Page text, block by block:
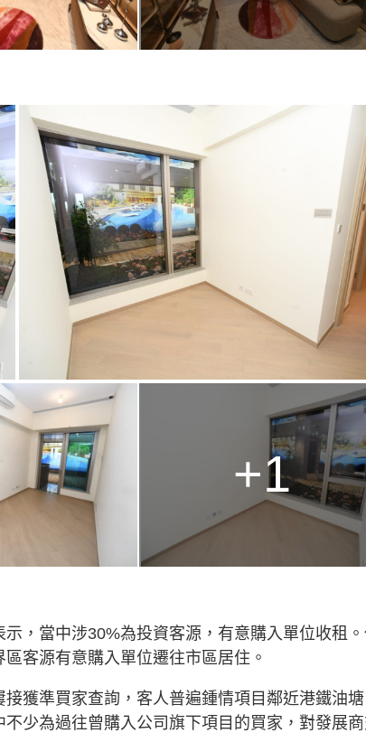
+1
，當中涉30%為投資客源，有意購入單位收租
客源有意購入單位遷往市區居住。
獲準買家查詢，客人普遍鍾情項目鄰近港鐵油塘
少為過往曾購入公司旗下項目的買家，對發展